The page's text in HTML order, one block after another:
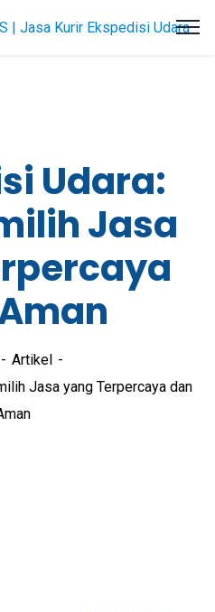
Udara:
Jasa
Artikel
Jasa yang Terpercaya dan